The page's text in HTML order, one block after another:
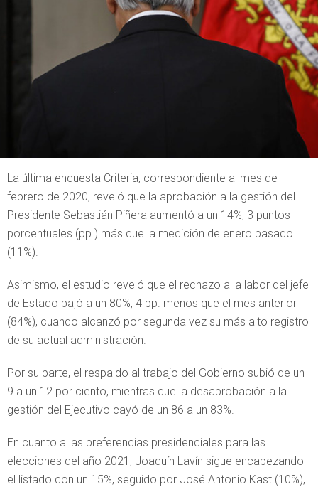
La última encuesta Criteria, correspondiente al mes de
febrero de 2020, reveló que la aprobación a la gestión del
Presidente Sebastián Piñera aumentó a un 14%, 3 puntos
porcentuales (pp.) más que la medición de enero pasado
(11%).
Asimismo, el estudio reveló que el rechazo a la labor del jefe
de Estado bajó a un 80%, 4 pp. menos que el mes anterior
(84%), cuando alcanzó por segunda vez su más alto registro
de su actual administración.
Por su parte, el respaldo al trabajo del Gobierno subió de un
9 a un 12 por ciento, mientras que la desaprobación a la
gestión del Ejecutivo cayó de un 86 a un 83%.
En cuanto a las preferencias presidenciales para las
elecciones del año 2021, Joaquín Lavín sigue encabezando
el listado con un 15%, seguido por José Antonio Kast (10%),